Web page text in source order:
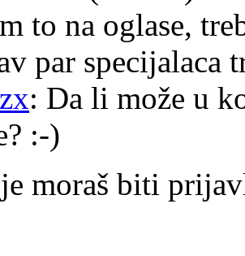
to na oglase,
par
: Da li može u
:-)
moraš biti